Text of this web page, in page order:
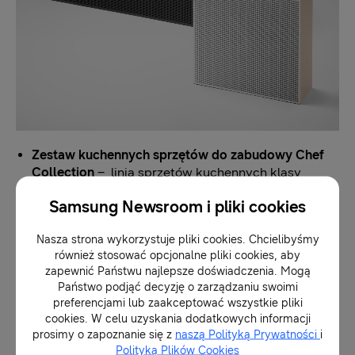
Zestaw kuchennych sprzętów do zabudowy Chef
Collection– linia sprzętów kuchennych klasy
szefów kuchni zrzeszonych w Samsung Club des
piekarnik, płyta grzewcza, kuchenka mikrofalowa,
okap, zmywarka oraz lodówka. Dzięki funkcjom
znanym z profesjonalnych restauracji,
obsługiwanym w ramach Internetu Rzeczy (IoT),
sprzęty z tej linii zapewniają doskonałe wrażenia
podczas gotowania.
Samsung Newsroom i pliki cookies
Nasza strona wykorzystuje pliki cookies. Chcielibyśmy
również stosować opcjonalne pliki cookies, aby
zapewnić Państwu najlepsze doświadczenia. Mogą
Państwo podjąć decyzję o zarządzaniu swoimi
preferencjami lub zaakceptować wszystkie pliki
cookies. W celu uzyskania dodatkowych informacji
prosimy o zapoznanie się z naszą Polityką Prywatności i
Polityką Plików Cookies